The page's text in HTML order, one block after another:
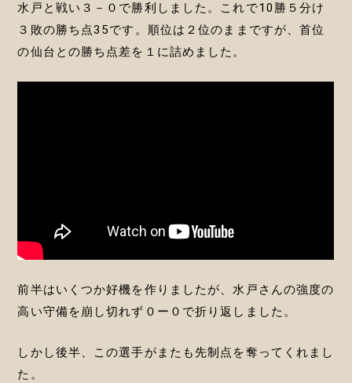
水戸と戦い３－０で勝利しました。これで10勝５分け
３敗の勝ち点35です。順位は２位のままですが、首位
の仙台との勝ち点差を１に詰めました。
前半はいくつか好機を作りましたが、水戸さんの強度の
高い守備を崩し切れず０ー０で折り返しました。
しかし後半、この選手がまたも先制点を奪ってくれまし
た。